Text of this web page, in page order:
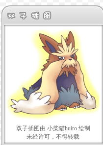
双子插图由 小柴猫huiro 绘制
未经许可，不得转载